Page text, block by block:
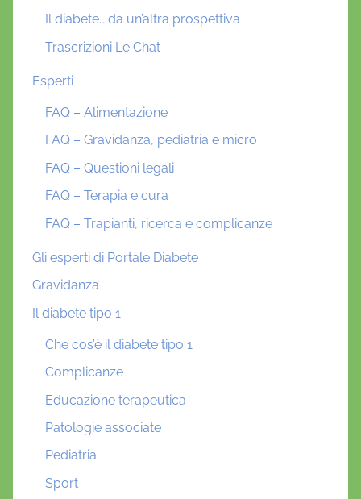
Il diabete… da un’altra prospettiva
Trascrizioni Le Chat
Esperti
FAQ – Alimentazione
FAQ – Gravidanza, pediatria e micro
FAQ – Questioni legali
FAQ – Terapia e cura
FAQ – Trapianti, ricerca e complicanze
Gli esperti di Portale Diabete
Gravidanza
Il diabete tipo 1
Che cos’è il diabete tipo 1
Complicanze
Educazione terapeutica
Patologie associate
Pediatria
Sport